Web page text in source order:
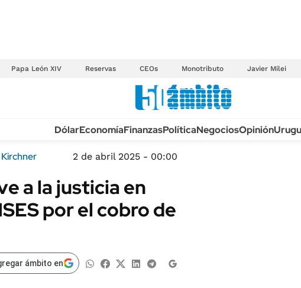
Papa León XIV Reservas CEOs Monotributo Javier Milei
TECNOLOGÍA
MÉXICO
MUNDO
INFORMACIÓN GENERAL
DólarEconomíaFinanzasPolíticaNegociosOpinión
2 de abril 2025 - 00:00
a la justicia en
por el cobro de
ámbito en